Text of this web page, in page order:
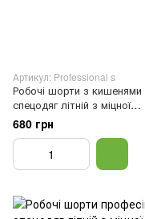
Артикул: Professional s
Робочі шорти з кишенями
спецодяг літній з міцної
тканини Professional, шорти
робочі, Сірий, 46
680 грн